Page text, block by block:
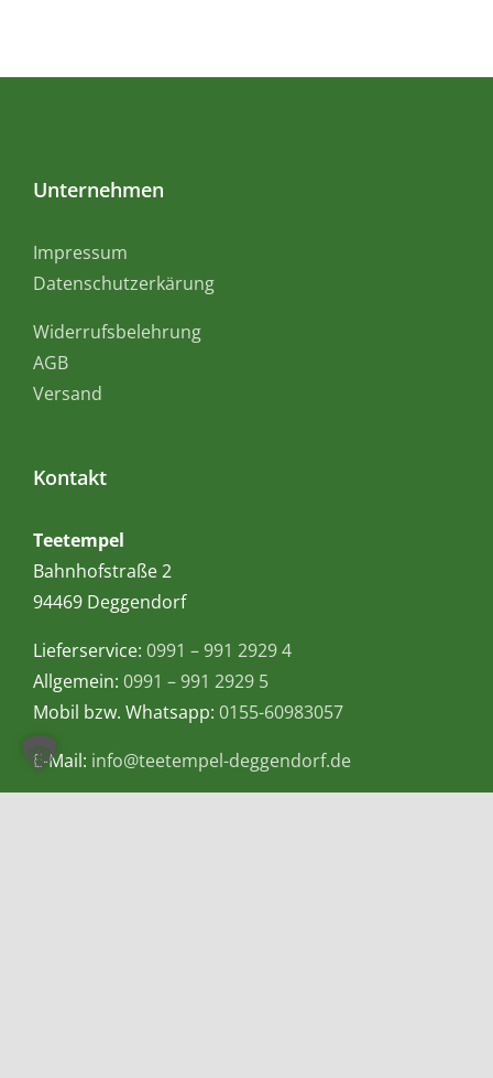
Unternehmen
Impressum
Datenschutzerkärung
Widerrufsbelehrung
AGB
Versand
Kontakt
Teetempel
Bahnhofstraße 2
94469 Deggendorf
Lieferservice: 0991 – 991 2929 4
Allgemein: 0991 – 991 2929 5
Mobil bzw. Whatsapp: 0155-60983057
E-Mail: info@teetempel-deggendorf.de